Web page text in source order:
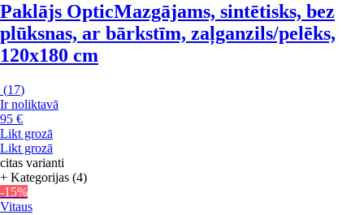
Paklājs OpticMazgājams, sintētisks, bez
plūksnas, ar bārkstīm, zaļganzils/pelēks,
120x180 cm
(17)
Ir noliktavā
95 €
Likt grozā
Likt grozā
citas varianti
+ Kategorijas (4)
-15%
Vitaus